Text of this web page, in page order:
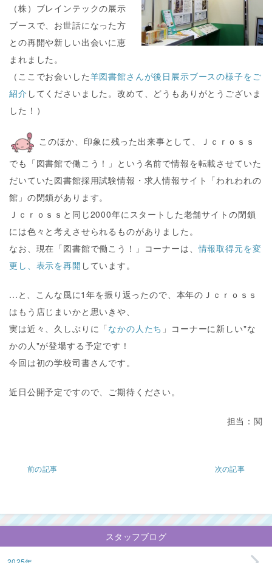
（株）ブレインテックの展示
ブースで、お世話になった方
との再開や新しい出会いに恵
まれました。
（ここでお会いした羊図書館さんが後日展示ブースの様子をご
紹介 してくださいました。改めて、どうもありがとうございま
した！）
このほか、印象に残った出来事として、Ｊｃｒｏｓｓ
でも「図書館で働こう！」という名前で情報を転載させていた
だいていた図書館採用試験情報・求人情報サイト「われわれの
館」の閉鎖があります。
Ｊｃｒｏｓｓと同じ2000年にスタートした老舗サイトの閉鎖
には色々と考えさせられるものがありました。
なお、現在「図書館で働こう！」コーナーは、情報取得元を変
更し、表示を再開 しています。
...と、こんな風に1年を振り返ったので、本年のＪｃｒｏｓｓ
はもう店じまいかと思いきや、
実は近々、久しぶりに「なかの人たち 」コーナーに新しい"な
かの人"が登場する予定です！
今回は初の学校司書さんです。
近日公開予定ですので、ご期待ください。
担当：関
前の記事 次の記事
スタッフブログ